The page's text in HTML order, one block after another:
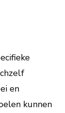
en
kunnen